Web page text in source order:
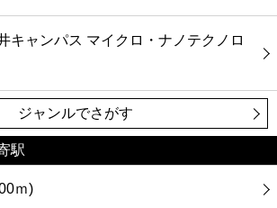
キャンパス マイクロ・ナノテクノロ
ジャンルでさがす
駅
ｍ)